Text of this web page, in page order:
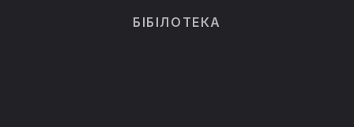
БІБІЛОТЕКА